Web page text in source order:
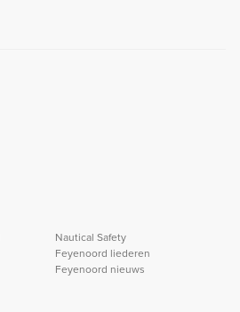
Nautical Safety
Feyenoord liederen
Feyenoord nieuws